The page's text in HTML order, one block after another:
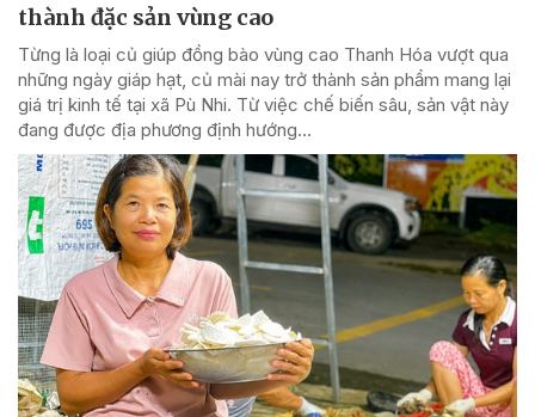
thành đặc sản vùng cao
Từng là loại củ giúp đồng bào vùng cao Thanh Hóa vượt qua
những ngày giáp hạt, củ mài nay trở thành sản phẩm mang lại
giá trị kinh tế tại xã Pù Nhi. Từ việc chế biến sâu, sản vật này
đang được địa phương định hướng...